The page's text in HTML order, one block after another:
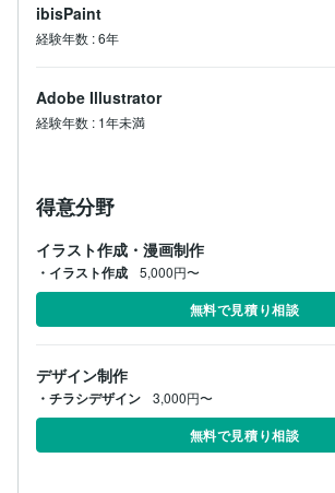
ibisPaint
経験年数 :6年
Adobe Illustrator
経験年数 : 1年未満
得意分野
イラスト作成・漫画制作
・イラスト作成 5,000円〜
無料で見積り相談
デザイン制作
・チラシデザイン 3,000円〜
無料で見積り相談